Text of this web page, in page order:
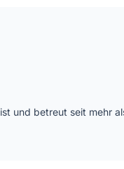
und betreut seit mehr